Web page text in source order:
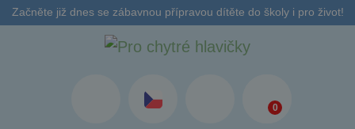
Začněte již dnes se zábavnou přípravou dítěte do školy i pro život!
0